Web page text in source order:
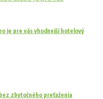
je pre vás vhodnejší hotelový
zbytočného preťaženia